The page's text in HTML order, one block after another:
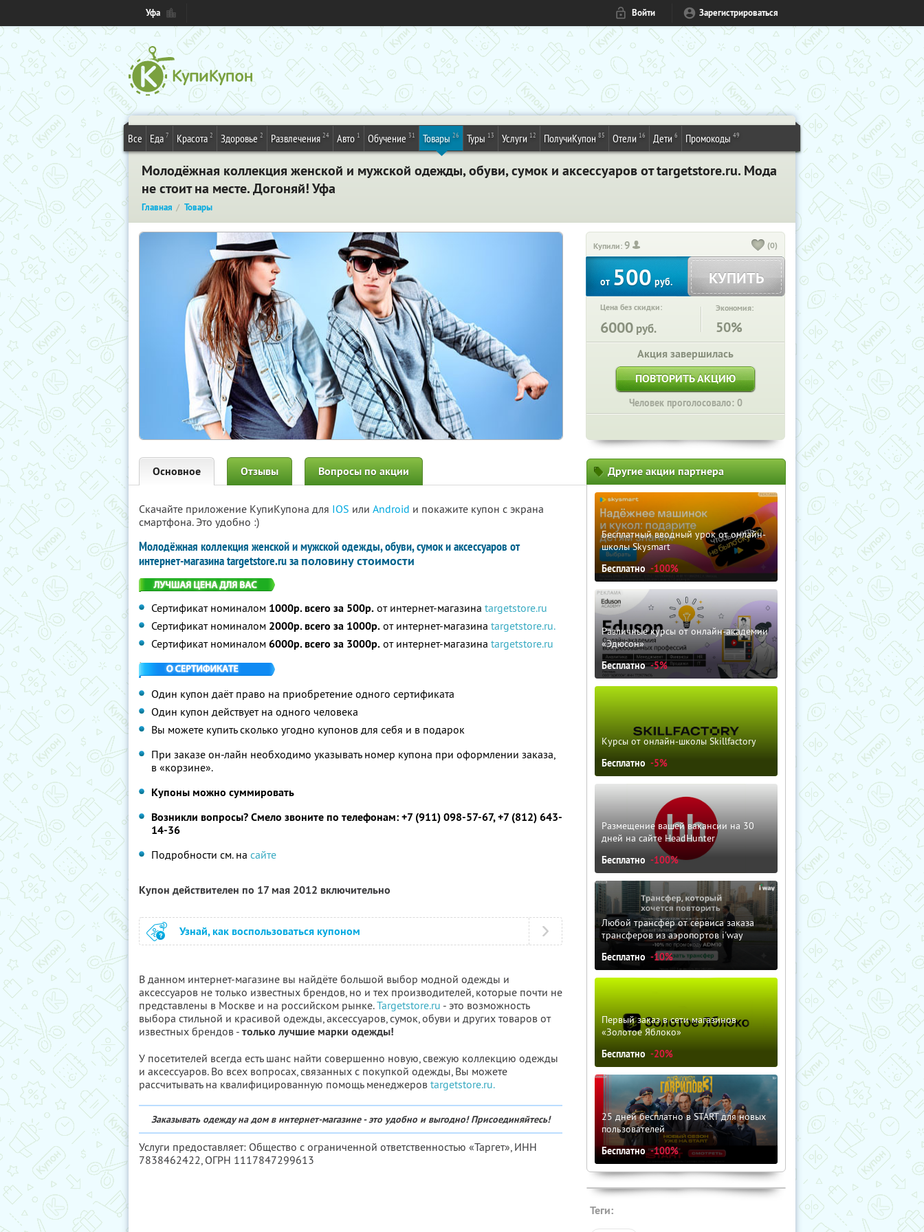
Уфа Войти Зарегистрироваться
Все Еда 7 Красота 2 Здоровье 2 Развлечения 24 Авто 1 Обучение 31 Товары 26 Туры 13 Услуги 12 ПолучиКупон 85 Отели 16 Дети 6 Промокоды 49
Молодёжная коллекция женской и мужской одежды, обуви, сумок и аксессуаров от targetstore.ru. Мода
не стоит на месте. Догоняй! Уфа
Главная Товары
Купили:9 (0)
от500руб. КУПИТЬ
Цена без скидки:
6000 руб.
Экономия:
50%
Акция завершилась
ПОВТОРИТЬ АКЦИЮ
Человек проголосовало: 0
Основное Отзывы Вопросы по акции
Скачайте приложение КупиКупона для IOS или Android и покажите купон с экрана
смартфона. Это удобно :)
Молодёжная коллекция женской и мужской одежды, обуви, сумок и аксессуаров от
интернет-магазина targetstore.ru за половину стоимости
Сертификат номиналом 1000р. всего за 500р. от интернет-магазина targetstore.ru
Сертификат номиналом 2000р. всего за 1000р. от интернет-магазина targetstore.ru.
Сертификат номиналом 6000р. всего за 3000р. от интернет-магазина targetstore.ru
Один купон даёт право на приобретение одного сертификата
Один купон действует на одного человека
Вы можете купить сколько угодно купонов для себя и в подарок
При заказе он-лайн необходимо указывать номер купона при оформлении заказа,
в «корзине».
Купоны можно суммировать
Возникли вопросы? Смело звоните по телефонам: +7 (911) 098-57-67, +7 (812) 643-
14-36
Подробности см. на сайте
Купон действителен по 17 мая 2012 включительно
Узнай, как воспользоваться купоном
В данном интернет-магазине вы найдёте большой выбор модной одежды и
аксессуаров не только известных брендов, но и тех производителей, которые почти не
представлены в Москве и на российском рынке.Targetstore.ru - это возможность
выбора стильной и красивой одежды, аксессуаров, сумок, обуви и других товаров от
известных брендов - только лучшие марки одежды!
У посетителей всегда есть шанс найти совершенно новую, свежую коллекцию одежды
и аксессуаров. Во всех вопросах, связанных с покупкой одежды, Вы можете
рассчитывать на квалифицированную помощь менеджеров targetstore.ru.
Заказывать одежду на дом в интернет-магазине - это удобно и выгодно! Присоединяйтесь!
Услуги предоставляет: Общество с ограниченной ответственностью «Таргет», ИНН
7838462422, ОГРН 1117847299613
Другие акции партнера
Бесплатный вводный урок от онлайн-
школы Skysmart
Бесплатно -100%
Различные курсы от онлайн-академии
«Эдюсон»
Бесплатно -5%
Курсы от онлайн-школы Skillfactory
Бесплатно -5%
Размещение вашей вакансии на 30
дней на сайте HeadHunter
Бесплатно -100%
Любой трансфер от сервиса заказа
трансферов из аэропортов i'way
Бесплатно -10%
Первый заказ в сети магазинов
«Золотое Яблоко»
Бесплатно -20%
25 дней бесплатно в START для новых
пользователей
Бесплатно -100%
Теги: